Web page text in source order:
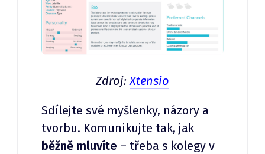
Zdroj:Xtensio
Sdílejte své myšlenky, názory a
tvorbu. Komunikujte tak, jak
běžně mluvíte – třeba s kolegy v